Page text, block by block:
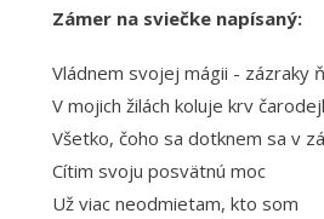
Zámer na sviečke napísaný:
Vládnem svojej mágii - zázraky
V mojich žilách koluje krv
Všetko, čoho sa dotknem sa v
Cítim svoju posvätnú moc
Už viac neodmietam, kto som